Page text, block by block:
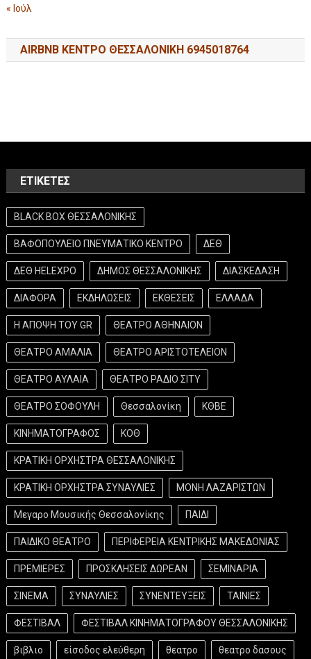
« Ιούλ
AIRBNB ΚΕΝΤΡΟ ΘΕΣΣΑΛΟΝΙΚΗ 6945018764
ΕΤΙΚΈΤΕΣ
BLACK BOX ΘΕΣΣΑΛΟΝΙΚΗΣ
ΒΑΦΟΠΟΥΛΕΙΟ ΠΝΕΥΜΑΤΙΚΟ ΚΕΝΤΡΟ ΔΕΘ
ΔΕΘ HELEXPO ΔΗΜΟΣ ΘΕΣΣΑΛΟΝΙΚΗΣ ΔΙΑΣΚΕΔΑΣΗ
ΔΙΑΦΟΡΑ ΕΚΔΗΛΩΣΕΙΣ ΕΚΘΕΣΕΙΣ ΕΛΛΑΔΑ
Η ΑΠΟΨΗ ΤΟΥ GR ΘΕΑΤΡΟ ΑΘΗΝΑΙΟΝ
ΘΕΑΤΡΟ ΑΜΑΛΙΑ ΘΕΑΤΡΟ ΑΡΙΣΤΟΤΕΛΕΙΟΝ
ΘΕΑΤΡΟ ΑΥΛΑΙΑ ΘΕΑΤΡΟ ΡΑΔΙΟ ΣΙΤΥ
ΘΕΑΤΡΟ ΣΟΦΟΥΛΗ Θεσσαλονίκη ΚΘΒΕ
ΚΙΝΗΜΑΤΟΓΡΑΦΟΣ ΚΟΘ
ΚΡΑΤΙΚΗ ΟΡΧΗΣΤΡΑ ΘΕΣΣΑΛΟΝΙΚΗΣ
ΚΡΑΤΙΚΗ ΟΡΧΗΣΤΡΑ ΣΥΝΑΥΛΙΕΣ ΜΟΝΗ ΛΑΖΑΡΙΣΤΩΝ
Μεγαρο Μουσικής Θεσσαλονίκης ΠΑΙΔΙ
ΠΑΙΔΙΚΟ ΘΕΑΤΡΟ ΠΕΡΙΦΕΡΕΙΑ ΚΕΝΤΡΙΚΗΣ ΜΑΚΕΔΟΝΙΑΣ
ΠΡΕΜΙΕΡΕΣ ΠΡΟΣΚΛΗΣΕΙΣ ΔΩΡΕΑΝ ΣΕΜΙΝΑΡΙΑ
ΣΙΝΕΜΑ ΣΥΝΑΥΛΙΕΣ ΣΥΝΕΝΤΕΥΞΕΙΣ ΤΑΙΝΙΕΣ
ΦΕΣΤΙΒΑΛ ΦΕΣΤΙΒΑΛ ΚΙΝΗΜΑΤΟΓΡΑΦΟΥ ΘΕΣΣΑΛΟΝΙΚΗΣ
βιβλιο είσοδος ελεύθερη θεατρο θεατρο δασους